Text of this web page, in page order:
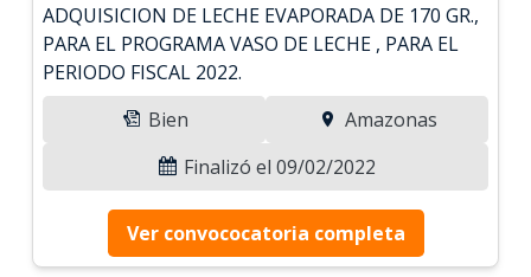
ADQUISICION DE LECHE EVAPORADA DE 170 GR.,
PARA EL PROGRAMA VASO DE LECHE , PARA EL
PERIODO FISCAL 2022.
Bien
Amazonas
Finalizó el 09/02/2022
Ver convococatoria completa